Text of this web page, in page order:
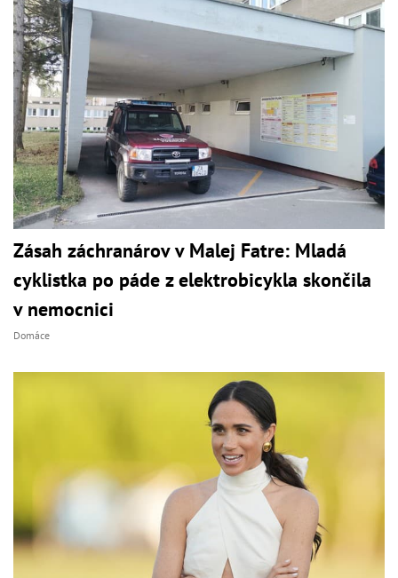
Zásah záchranárov v Malej Fatre: Mladá
cyklistka po páde z elektrobicykla skončila
v nemocnici
Domáce